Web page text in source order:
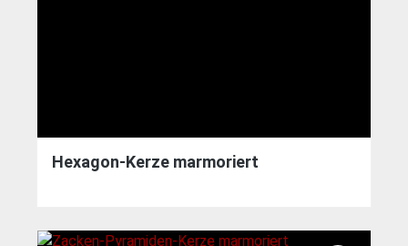
Hexagon-Kerze marmoriert